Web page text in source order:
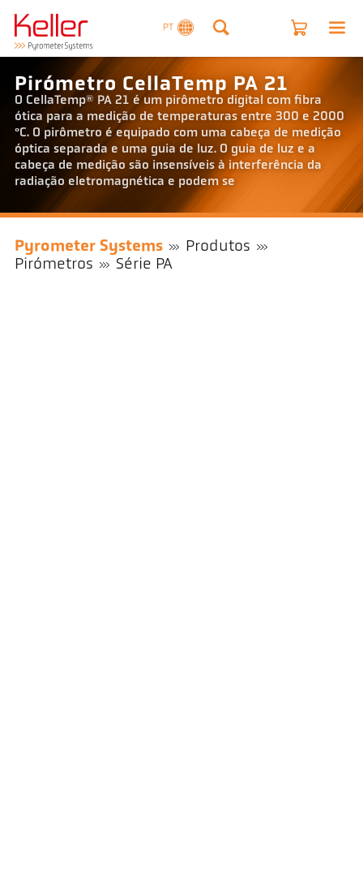
PT
Pirómetro CellaTemp PA 21
O CellaTemp® PA 21 é um pirômetro digital com fibra
ótica para a medição de temperaturas entre 300 e 2000
°C. O pirômetro é equipado com uma cabeça de medição
óptica separada e uma guia de luz. O guia de luz e a
cabeça de medição são insensíveis à interferência da
radiação eletromagnética e podem se
Pyrometer Systems
Produtos
Pirómetros
Série PA